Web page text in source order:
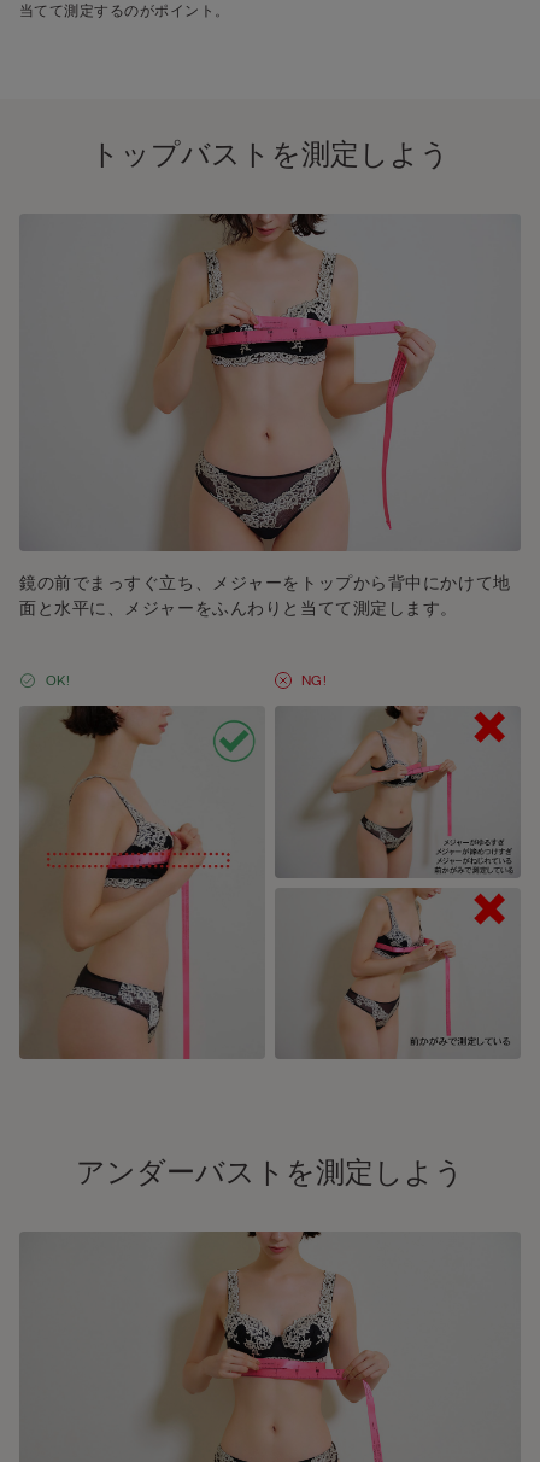
当てて測定するのがポイント。
トップバストを測定しよう
鏡の前でまっすぐ立ち、メジャーをトップから背中にかけて地
面と水平に、メジャーをふんわりと当てて測定します。
OK! NG!
アンダーバストを測定しよう